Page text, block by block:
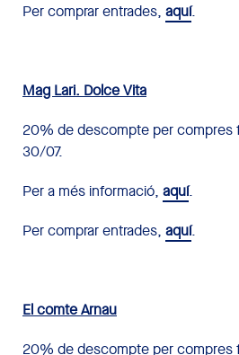
Per comprar entrades, aquí.
Mag Lari. Dolce Vita
20% de descompte per compres
30/07.
Per a més informació, aquí.
Per comprar entrades, aquí.
El comte Arnau
20% de descompte per compres